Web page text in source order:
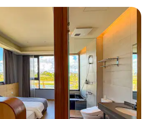
úteis 12000/12 pessoas Envie uma
para obter um desconto